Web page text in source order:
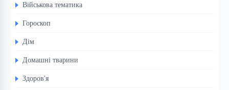
Військова тематика
Гороскоп
Дім
Домашні тварини
Здоров'я